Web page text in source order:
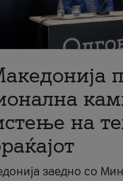
на
заедно со